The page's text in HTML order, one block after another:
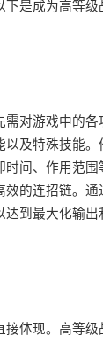
下是成为高等
需对游戏中的
以及特殊技能
时间、作用范
效的连招链。
达到最大化输
接体现。高等